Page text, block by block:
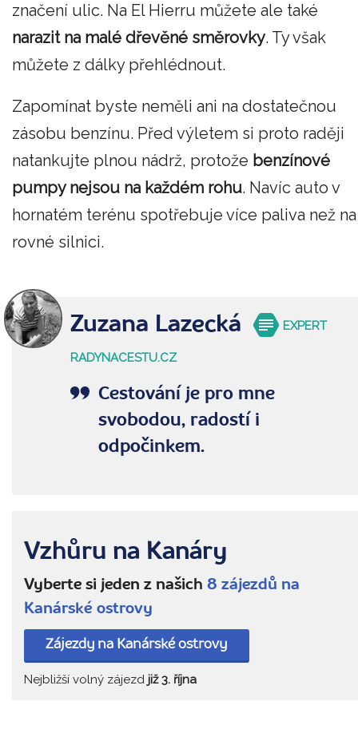
značení ulic. Na El Hierru můžete ale také
narazit na malé dřevěné směrovky. Ty však
můžete z dálky přehlédnout.
Zapomínat byste neměli ani na dostatečnou
zásobu benzínu. Před výletem si proto raději
natankujte plnou nádrž, protože benzínové
pumpy nejsou na každém rohu. Navíc auto v
hornatém terénu spotřebuje více paliva než na
rovné silnici.
Zuzana Lazecká EXPERT
RADYNACESTU.CZ
Cestování je pro mne
svobodou, radostí i
odpočinkem.
Vzhůru na Kanáry
Vyberte si jeden z našich 8 zájezdů na
Kanárské ostrovy
Zájezdy na Kanárské ostrovy
Nejbližší volný zájezd již 3. října